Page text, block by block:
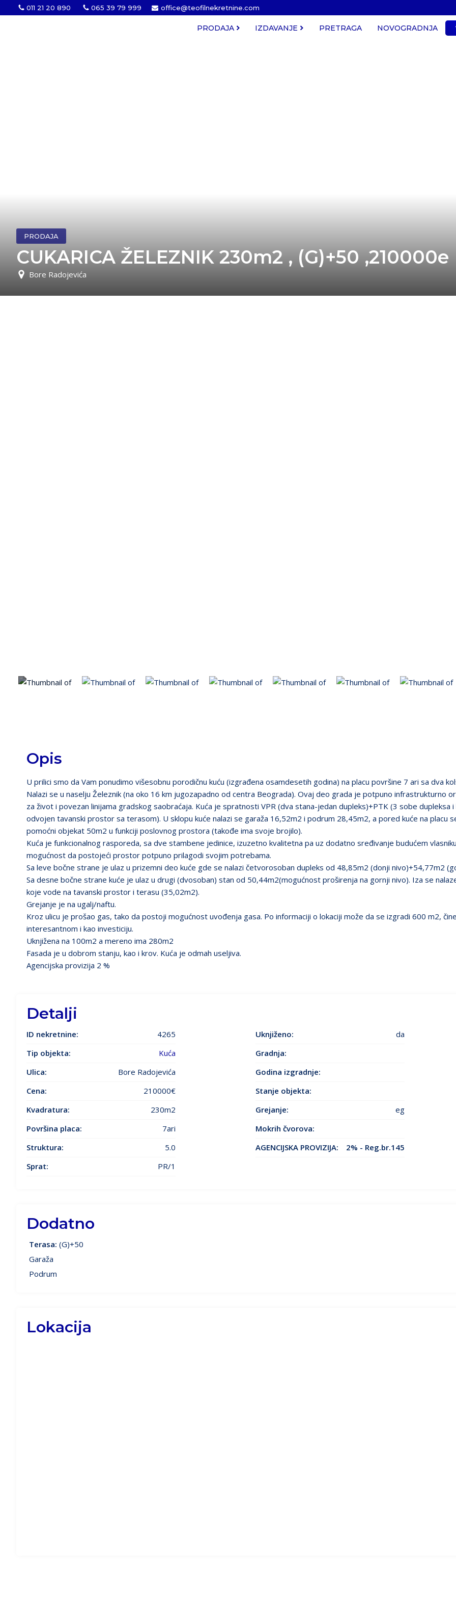
011 21 20 890 065 39 79 999 office@teofilnekretnine.com
PRODAJA IZDAVANJE PRETRAGA NOVOGRADNJA
PRODAJA
CUKARICA ŽELEZNIK 230m2 , (G)+50 ,210000e
Bore Radojevića
Opis
U prilici smo da Vam ponudimo višesobnu porodičnu kuću (izgrađena osamdesetih godina) na placu površine 7 ari sa dva
Nalazi se u naselju Železnik (na oko 16 km jugozapadno od centra Beograda). Ovaj deo grada je potpuno infrastrukturno
za život i povezan linijama gradskog saobraćaja. Kuća je spratnosti VPR (dva stana-jedan dupleks)+PTK (3 sobe dupleksa i
odvojen tavanski prostor sa terasom). U sklopu kuće nalazi se garaža 16,52m2 i podrum 28,45m2, a pored kuće na placu
pomoćni objekat 50m2 u funkciji poslovnog prostora (takođe ima svoje brojilo).
Kuća je funkcionalnog rasporeda, sa dve stambene jedinice, izuzetno kvalitetna pa uz dodatno sređivanje budućem
mogućnost da postojeći prostor potpuno prilagodi svojim potrebama.
Sa leve bočne strane je ulaz u prizemni deo kuće gde se nalazi četvorosoban dupleks od 48,85m2 (donji nivo)+54,77m2
Sa desne bočne strane kuće je ulaz u drugi (dvosoban) stan od 50,44m2(mogućnost proširenja na gornji nivo). Iza se
koje vode na tavanski prostor i terasu (35,02m2).
Grejanje je na ugalj/naftu.
Kroz ulicu je prošao gas, tako da postoji mogućnost uvođenja gasa. Po informaciji o lokaciji može da se izgradi 600 m2,
interesantnom i kao investiciju.
Uknjižena na 100m2 a mereno ima 280m2
Fasada je u dobrom stanju, kao i krov. Kuća je odmah useljiva.
Agencijska provizija 2 %
Detalji
ID nekretnine:
4265
Tip objekta:
Kuća
Ulica:
Bore Radojevića
Cena:
210000€
Kvadratura:
230m2
Površina placa:
7ari
Struktura:
5.0
Sprat:
PR/1
Uknjiženo:
da
Gradnja:
Godina izgradnje:
Stanje objekta:
Grejanje:
eg
Mokrih čvorova:
AGENCIJSKA PROVIZIJA:
2% - Reg.br.145
Dodatno
Terasa: (G)+50
Garaža
Podrum
Lokacija